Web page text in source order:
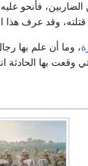
فأنحو
وقد عرف هذا
، وما أن علم بها
بها الحادثة